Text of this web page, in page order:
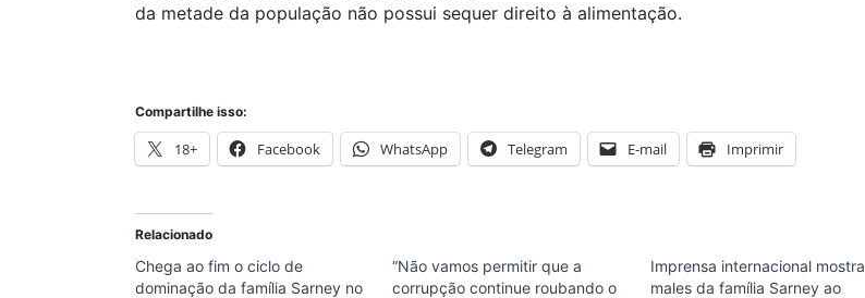
da metade da população não possui sequer direito à alimentação.
Compartilhe isso:
18+ Facebook WhatsApp Telegram E-mail Imprimir
Relacionado
Chega ao fim o ciclo de
dominação da família Sarney no
“Não vamos permitir que a
corrupção continue roubando o
Imprensa internacional mostra
males da família Sarney ao